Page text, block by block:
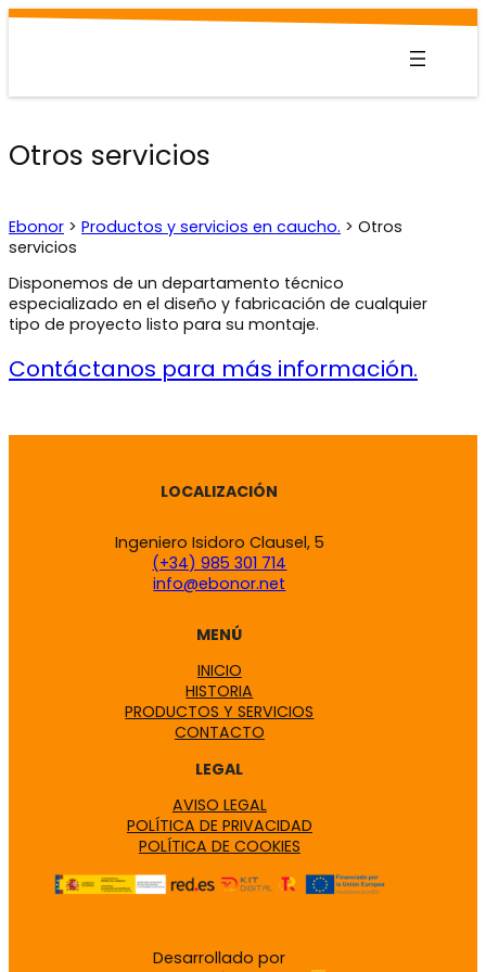
Saltar
Otros servicios
Ebonor > Productos y servicios en caucho. > Otros
servicios
Disponemos de un departamento técnico
especializado en el diseño y fabricación de cualquier
tipo de proyecto listo para su montaje.
Contáctanos para más información.
LOCALIZACIÓN
Ingeniero Isidoro Clausel, 5
(+34) 985 301 714
info@ebonor.net
MENÚ
INICIO
HISTORIA
PRODUCTOS Y SERVICIOS
CONTACTO
LEGAL
AVISO LEGAL
POLÍTICA DE PRIVACIDAD
POLÍTICA DE COOKIES
Desarrollado por